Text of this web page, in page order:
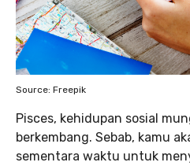
Source: Freepik
Pisces, kehidupan sosial
berkembang. Sebab, kamu
sementara waktu untuk